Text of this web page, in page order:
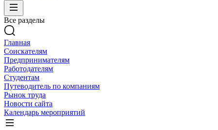
Все разделы
Главная
Соискателям
Предпринимателям
Работодателям
Студентам
Путеводитель по компаниям
Рынок труда
Новости сайта
Календарь мероприятий